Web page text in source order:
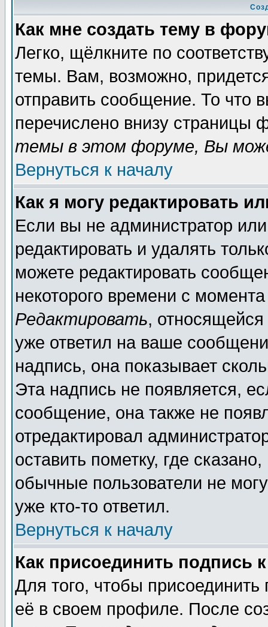
Как мне создать тему в
Легко, щёлкните по
темы. Вам, возможно,
отправить сообщение. То что
перечислено внизу страницы
темы в этом форуме, Вы
Вернуться к началу
Как я могу редактировать
Если вы не администратор
редактировать и удалять
можете редактировать
некоторого времени с
Редактировать,
уже ответил на ваше
надпись, она показывает
Эта надпись не появляется,
сообщение, она также не
отредактировал
оставить пометку, где
обычные пользователи не
уже кто-то ответил.
Вернуться к началу
Как присоединить подпись
Для того, чтобы
её в своем профиле. После